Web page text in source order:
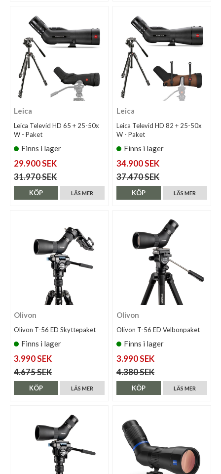
Leica
Leica Televid HD 65 + 25-50x
W - Paket
Finns i lager
29.900 SEK
31.970 SEK
LÄS MER
KÖP
Leica
Leica Televid HD 82 + 25-50x
W - Paket
Finns i lager
34.900 SEK
37.470 SEK
LÄS MER
KÖP
Olivon
Olivon T-56 ED Skyttepaket
Finns i lager
3.990 SEK
4.675 SEK
LÄS MER
KÖP
Olivon
Olivon T-56 ED Velbonpaket
Finns i lager
3.990 SEK
4.380 SEK
LÄS MER
KÖP